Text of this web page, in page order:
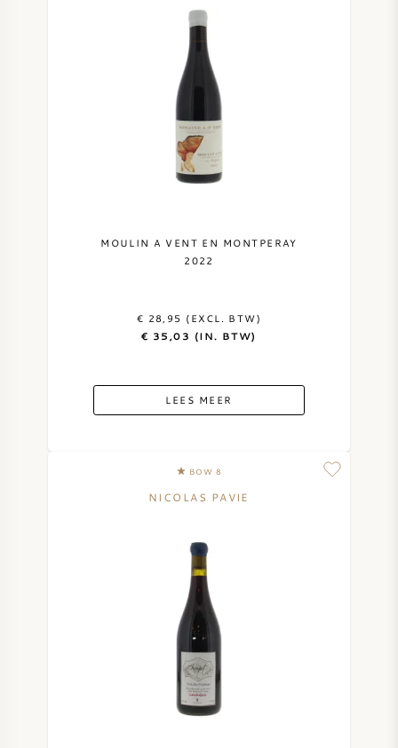
MOULIN A VENT EN MONTPERAY
2022
€ 28,95 (EXCL. BTW)
€ 35,03 (IN. BTW)
LEES MEER
BOW 8
NICOLAS PAVIE